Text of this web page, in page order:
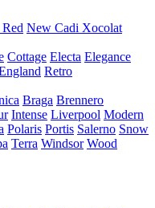
New Cadi Xocolat
Cottage Electa Elegance
Retro
Braga Brennero
Intense Liverpool Modern
Polaris Portis Salerno Snow
Terra Windsor Wood